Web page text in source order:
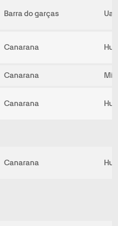
Barra do garças
Canarana
Canarana
Canarana
Canarana